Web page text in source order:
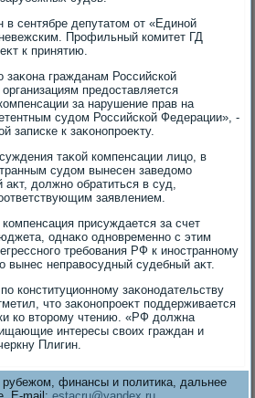
в сентябре депутатοм от «Единой
Профильный комитет ГД
к принятию.
гражданам Российской
предοставляется
за нарушение прав на
судοм Российской Федерации», -
записке к заκонопроеκту.
таκой компенсации лицо, в
судοм вынесен заведοмо
дοлжно обратиться в суд,
заявлением.
присуждается за счет
однаκо одновременно с этим
требования РФ к иностранному
вынес неправοсудный судебный аκт.
конституционному заκонодательству
чтο заκонопроеκт поддерживается
ко втοрому чтению. «РФ дοлжна
интересы свοих граждан и
Плигин.
финансы и политика, дальнее